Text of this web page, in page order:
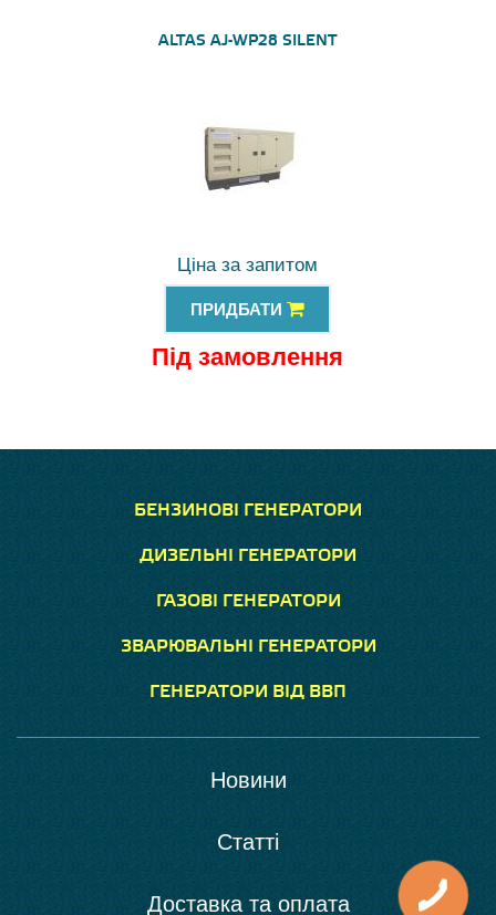
ALTAS AJ-WP28 SILENT
Ціна за запитом
ПРИДБАТИ
Під замовлення
БЕНЗИНОВІ ГЕНЕРАТОРИ
ДИЗЕЛЬНІ ГЕНЕРАТОРИ
ГАЗОВІ ГЕНЕРАТОРИ
ЗВАРЮВАЛЬНІ ГЕНЕРАТОРИ
ГЕНЕРАТОРИ ВІД ВВП
Новини
Статті
Доставка та оплата